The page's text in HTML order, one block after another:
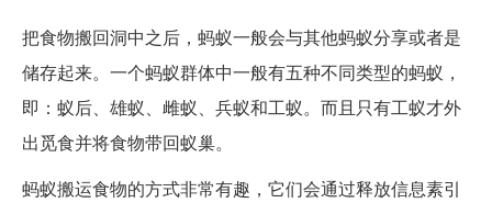
把食物搬回洞中之后，蚂蚁一般会与其他蚂蚁分享或者是
储存起来。一个蚂蚁群体中一般有五种不同类型的蚂蚁，
即：蚁后、雄蚁、雌蚁、兵蚁和工蚁。而且只有工蚁才外
出觅食并将食物带回蚁巢。
蚂蚁搬运食物的方式非常有趣，它们会通过释放信息素引